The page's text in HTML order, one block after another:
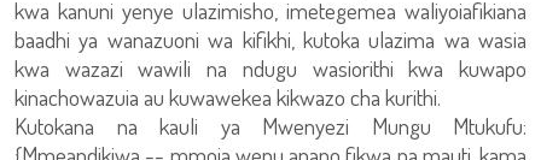
kwa kanuni yenye ulazimisho, imetegemea waliyoiafikiana
baadhi ya wanazuoni wa kifikhi, kutoka ulazima wa wasia
kwa wazazi wawili na ndugu wasiorithi kwa kuwapo
kinachowazuia au kuwawekea kikwazo cha kurithi.
Kutokana na kauli ya Mwenyezi Mungu Mtukufu: